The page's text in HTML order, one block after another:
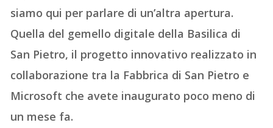
siamo qui per parlare di un’altra apertura.
Quella del gemello digitale della Basilica di
San Pietro, il progetto innovativo realizzato in
collaborazione tra la Fabbrica di San Pietro e
Microsoft che avete inaugurato poco meno di
un mese fa.